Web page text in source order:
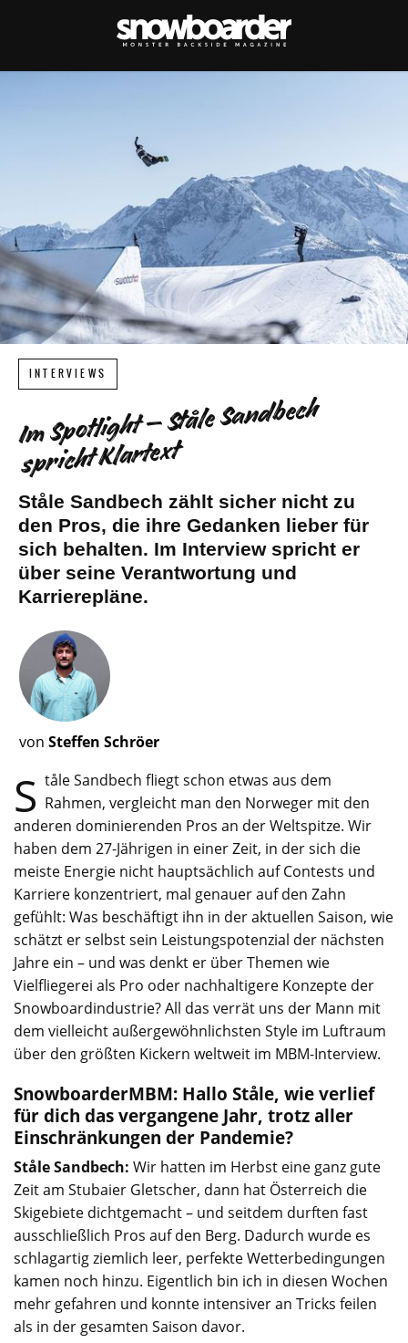
INTERVIEWS
Im Spotlight – Ståle Sandbech
spricht Klartext
Ståle Sandbech zählt sicher nicht zu
den Pros, die ihre Gedanken lieber für
sich behalten. Im Interview spricht er
über seine Verantwortung und
Karrierepläne.
von Steffen Schröer
S tåle Sandbech fliegt schon etwas aus dem
Rahmen, vergleicht man den Norweger mit den
anderen dominierenden Pros an der Weltspitze. Wir
haben dem 27-Jährigen in einer Zeit, in der sich die
meiste Energie nicht hauptsächlich auf Contests und
Karriere konzentriert, mal genauer auf den Zahn
gefühlt: Was beschäftigt ihn in der aktuellen Saison, wie
schätzt er selbst sein Leistungspotenzial der nächsten
Jahre ein – und was denkt er über Themen wie
Vielfliegerei als Pro oder nachhaltigere Konzepte der
Snowboardindustrie? All das verrät uns der Mann mit
dem vielleicht außergewöhnlichsten Style im Luftraum
über den größten Kickern weltweit im MBM-Interview.
SnowboarderMBM: Hallo Ståle, wie verlief
für dich das vergangene Jahr, trotz aller
Einschränkungen der Pandemie?
Ståle Sandbech: Wir hatten im Herbst eine ganz gute
Zeit am Stubaier Gletscher, dann hat Österreich die
Skigebiete dichtgemacht – und seitdem durften fast
ausschließlich Pros auf den Berg. Dadurch wurde es
schlagartig ziemlich leer, perfekte Wetterbedingungen
kamen noch hinzu. Eigentlich bin ich in diesen Wochen
mehr gefahren und konnte intensiver an Tricks feilen
als in der gesamten Saison davor.